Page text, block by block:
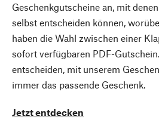
Geschenkgutscheine an, mit
selbst entscheiden können,
haben die Wahl zwischen einer
sofort verfügbaren PDF-
entscheiden, mit unserem
immer das passende Geschenk.
Jetzt entdecken